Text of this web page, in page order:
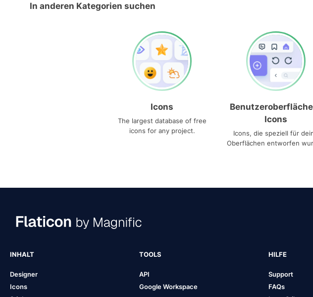
In anderen Kategorien suchen
Icons
The largest database of free
icons for any project.
Icons
Icons, die speziell für
Oberflächen entworfen
INHALT
Designer
Icons
TOOLS
API
Google Workspace
HILFE
Support
FAQs